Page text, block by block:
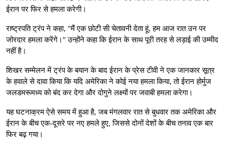
ईरान पर फिर से हमला करेगी।
राष्ट्रपति ट्रंप ने कहा, "मैं एक छोटी सी चेतावनी देता हूं, हम आज रात उन पर
जोरदार हमला करेंगे।" उन्होंने कहा कि ईरान के साथ पूरी तरह से लड़ाई की उम्मीद
नहीं है।
शिखर सम्मेलन में ट्रंप के बयान के बाद ईरान के प्रेस टीवी ने एक जानकार सूत्र
के हवाले से दावा किया कि यदि अमेरिका ने कोई नया हमला किया, तो ईरान होर्मुज
जलडमरूमध्य को बंद कर देगा और दोगुने लक्ष्यों पर जवाबी हमला करेगा।
यह घटनाक्रम ऐसे समय में हुआ है, जब मंगलवार रात से बुधवार तक अमेरिका और
ईरान के बीच एक-दूसरे पर नए हमले हुए, जिससे दोनों देशों के बीच तनाव एक बार
फिर बढ़ गया।